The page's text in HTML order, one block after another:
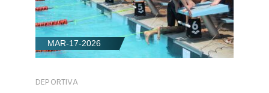
MAR-17-2026
DEPORTIVA